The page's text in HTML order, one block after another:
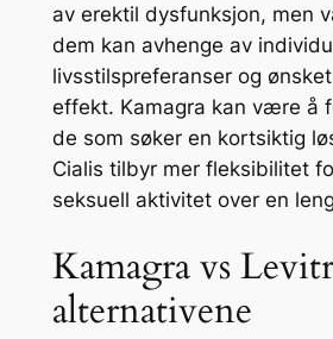
av erektil dysfunksjon, men
dem kan avhenge av
livsstilspreferanser og
effekt. Kamagra kan være å
de som søker en kortsiktig
Cialis tilbyr mer fleksibilitet
seksuell aktivitet over en
Kamagra vs
alternativene